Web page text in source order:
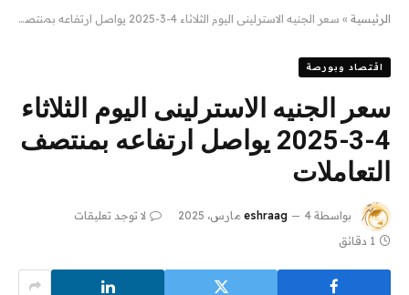
الرئيسية » سعر الجنيه الاسترلينى اليوم الثلاثاء 4-3-2025 يواصل ارتفاعه بمنتصف التعاملات
اقتصاد وبورصة
سعر الجنيه الاسترلينى اليوم الثلاثاء
4-3-2025 يواصل ارتفاعه بمنتصف
التعاملات
بواسطة eshraag 4 مارس، 2025
لا توجد تعليقات
1 دقائق